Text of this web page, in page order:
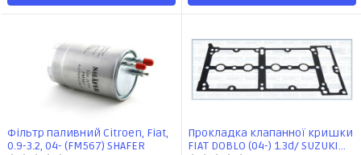
Фільтр паливний Citroen, Fiat,
0.9-3.2, 04- (FM567) SHAFER
Прокладка клапанної кришки
FIAT DOBLO (04-) 1.3d/ SUZUKI